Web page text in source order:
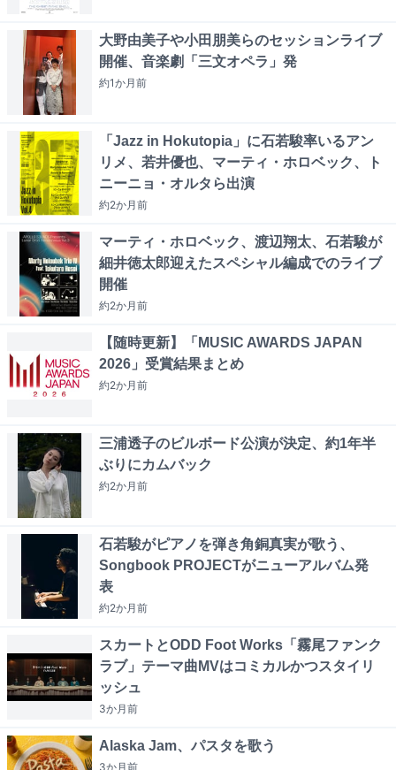
大野由美子や小田朋美らのセッションライブ
開催、音楽劇「三文オペラ」発
約1か月前
「Jazz in Hokutopia」に石若駿率いるアン
リメ、若井優也、マーティ・ホロベック、ト
ニーニョ・オルタら出演
約2か月前
マーティ・ホロベック、渡辺翔太、石若駿が
細井徳太郎迎えたスペシャル編成でのライブ
開催
約2か月前
【随時更新】「MUSIC AWARDS JAPAN
2026」受賞結果まとめ
約2か月前
三浦透子のビルボード公演が決定、約1年半
ぶりにカムバック
約2か月前
石若駿がピアノを弾き角銅真実が歌う、
Songbook PROJECTがニューアルバム発
表
約2か月前
スカートとODD Foot Works「霧尾ファンク
ラブ」テーマ曲MVはコミカルかつスタイリ
ッシュ
3か月前
Alaska Jam、パスタを歌う
3か月前